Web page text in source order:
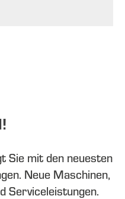
Sie mit den neuesten
Neue Maschinen,
Serviceleistungen.